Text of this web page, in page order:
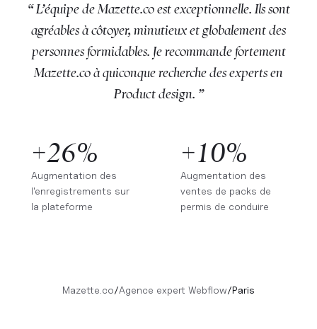
“ L’équipe de Mazette.co est exceptionnelle. Ils sont
agréables à côtoyer, minutieux et globalement des
personnes formidables. Je recommande fortement
Mazette.co à quiconque recherche des experts en
Product design. ”
+26%
Augmentation des
l'enregistrements sur
la plateforme
+10%
Augmentation des
ventes de packs de
permis de conduire
Mazette.co/Agence expert Webflow/Paris